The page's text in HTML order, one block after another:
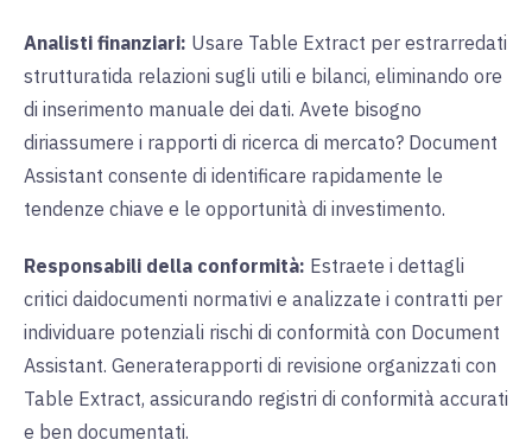
Analisti finanziari: Usare Table Extract per estrarredati
strutturatida relazioni sugli utili e bilanci, eliminando ore
di inserimento manuale dei dati. Avete bisogno
diriassumere i rapporti di ricerca di mercato? Document
Assistant consente di identificare rapidamente le
tendenze chiave e le opportunità di investimento.
Responsabili della conformità: Estraete i dettagli
critici daidocumenti normativi e analizzate i contratti per
individuare potenziali rischi di conformità con Document
Assistant. Generaterapporti di revisione organizzati con
Table Extract, assicurando registri di conformità accurati
e ben documentati.